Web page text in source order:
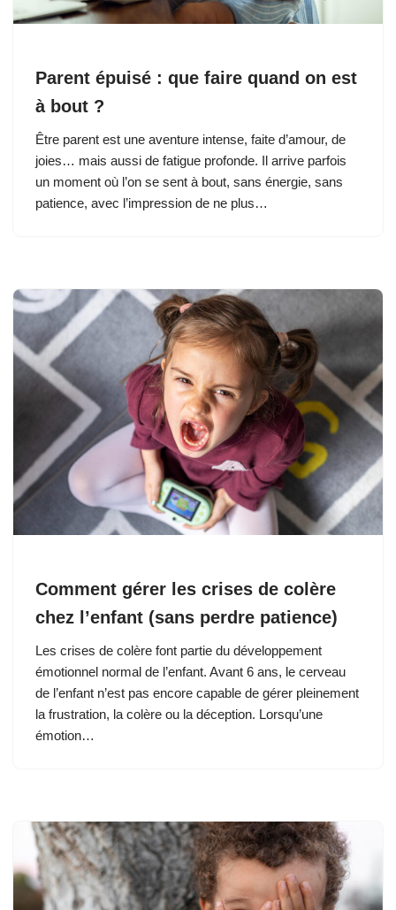
Parent épuisé : que faire quand on est
à bout ?
Être parent est une aventure intense, faite d’amour, de
joies… mais aussi de fatigue profonde. Il arrive parfois
un moment où l’on se sent à bout, sans énergie, sans
patience, avec l’impression de ne plus…
Comment gérer les crises de colère
chez l’enfant (sans perdre patience)
Les crises de colère font partie du développement
émotionnel normal de l’enfant. Avant 6 ans, le cerveau
de l’enfant n’est pas encore capable de gérer pleinement
la frustration, la colère ou la déception. Lorsqu’une
émotion…